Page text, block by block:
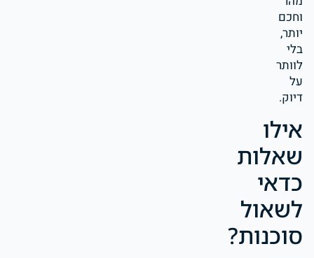
וחכם
יותר,
בלי
לוותר
על
דיוק.
אילו
שאלות
כדאי
לשאול
סוכנות?